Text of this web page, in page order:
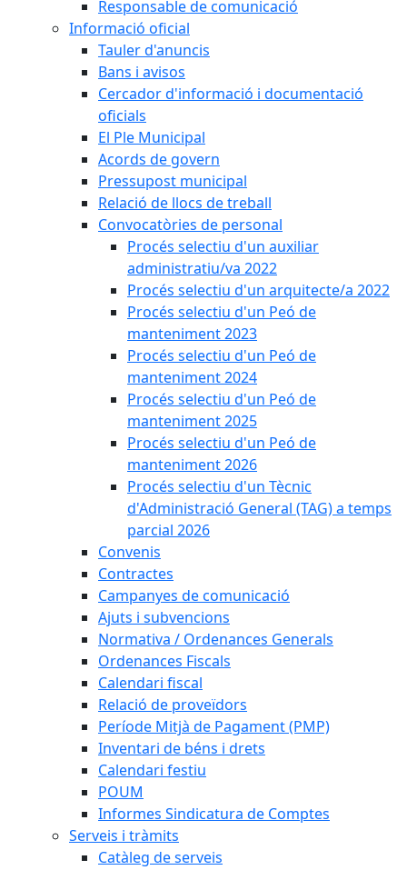
Responsable de comunicació
Informació oficial
Tauler d'anuncis
Bans i avisos
Cercador d'informació i documentació
oficials
El Ple Municipal
Acords de govern
Pressupost municipal
Relació de llocs de treball
Convocatòries de personal
Procés selectiu d'un auxiliar
administratiu/va 2022
Procés selectiu d'un arquitecte/a 2022
Procés selectiu d'un Peó de
manteniment 2023
Procés selectiu d'un Peó de
manteniment 2024
Procés selectiu d'un Peó de
manteniment 2025
Procés selectiu d'un Peó de
manteniment 2026
Procés selectiu d'un Tècnic
d'Administració General (TAG) a temps
parcial 2026
Convenis
Contractes
Campanyes de comunicació
Ajuts i subvencions
Normativa / Ordenances Generals
Ordenances Fiscals
Calendari fiscal
Relació de proveïdors
Període Mitjà de Pagament (PMP)
Inventari de béns i drets
Calendari festiu
POUM
Informes Sindicatura de Comptes
Serveis i tràmits
Catàleg de serveis